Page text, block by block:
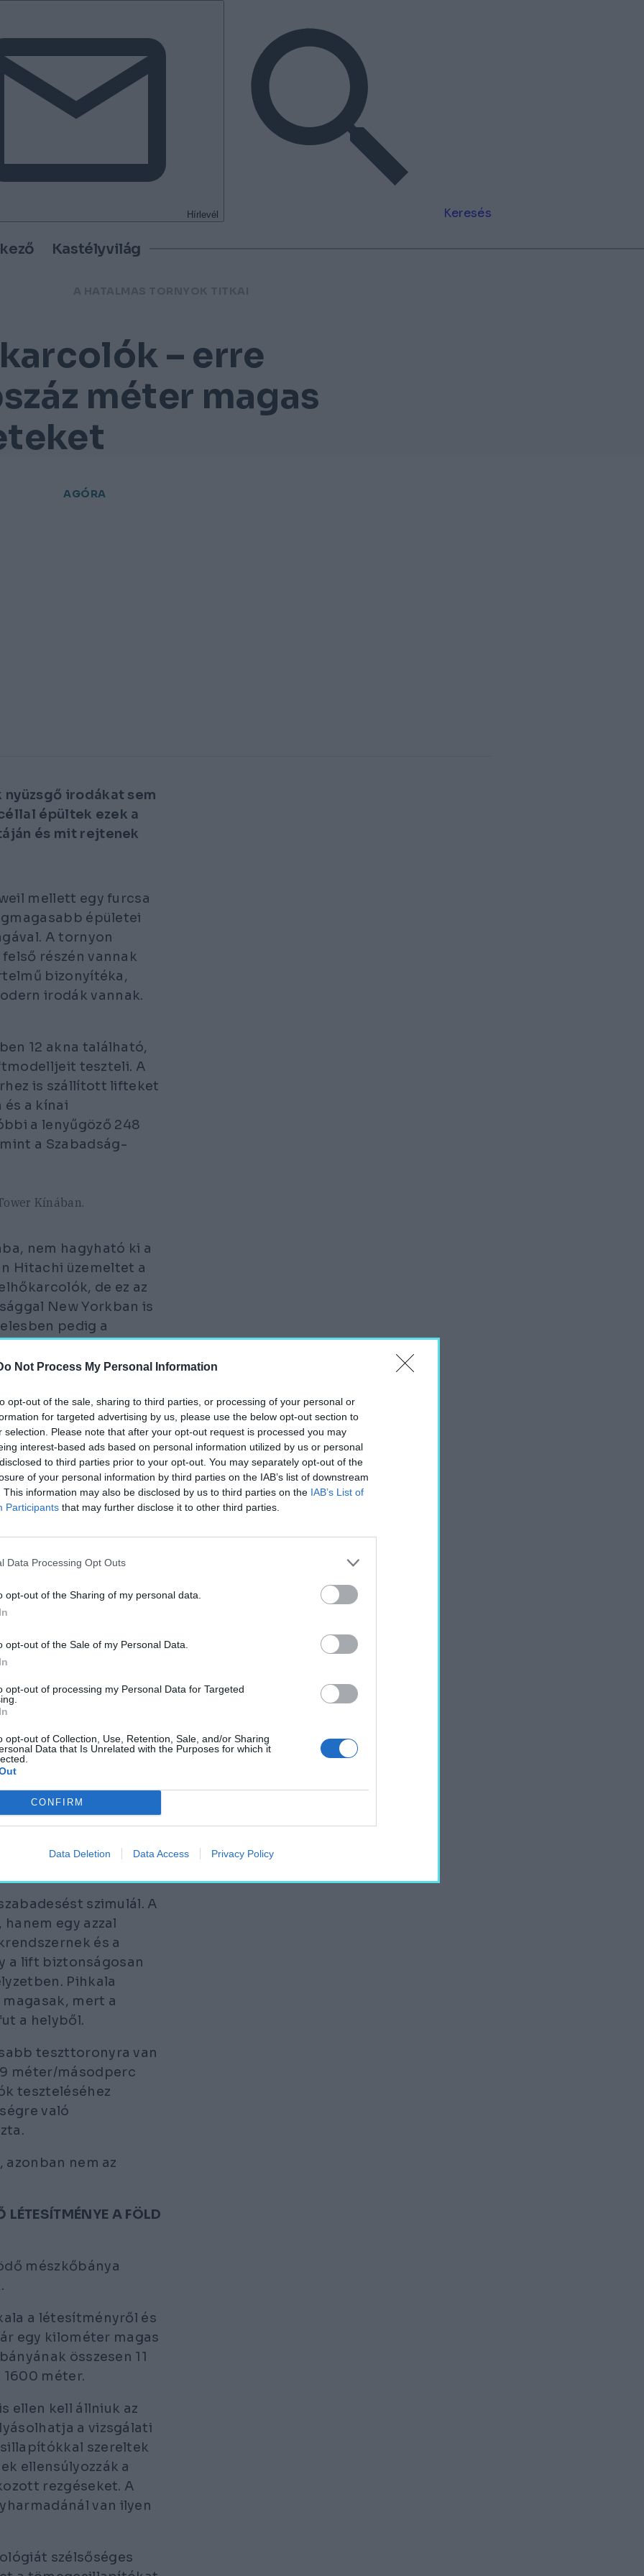
Not Process My Personal Information
opt-out of the sale, sharing to third parties, or processing of your personal or
for targeted advertising by us, please use the below opt-out section to
selection. Please note that after your opt-out request is processed you may
interest-based ads based on personal information utilized by us or personal
to third parties prior to your opt-out. You may separately opt-out of the
of your personal information by third parties on the IAB’s list of downstream
This information may also be disclosed by us to third parties on the IAB’s List of
Participants that may further disclose it to other third parties.
Data Processing Opt Outs
opt-out of the Sharing of my personal data.
opt-out of the Sale of my Personal Data.
opt-out of processing my Personal Data for Targeted
opt-out of Collection, Use, Retention, Sale, and/or Sharing
Data that Is Unrelated with the Purposes for which it
CONFIRM
Data Deletion Data Access Privacy Policy
Hírlevél Keresés
Kastélyvilág
– erre
méter magas
AGÓRA
nyüzsgő irodákat sem
épültek ezek a
és mit rejtenek
mellett egy furcsa
épületei
A tornyon
részén vannak
bizonyítéka,
irodák vannak.
12 akna található,
teszteli. A
is szállított lifteket
a kínai
a lenyűgöző 248
a Szabadság-
Kínában.
nem hagyható ki a
Hitachi üzemeltet a
de ez az
New Yorkban is
pedig a
A
írtunk.
1-es csapat
Kone liftgyártó cég
teszttornyok
bizonyos
lehetséges.”
101-be, amely
volt és a londoni The
a finnországi
használt
a kínai Kunshanban
MŰKÖDÉSI
minőségének,
is.
szimulál. A
egy azzal
és a
a lift biztonságosan
Pihkala
mert a
a helyből.
teszttoronyra van
méter/másodperc
teszteléséhez
való
nem az
LÉTESÍTMÉNYE A FÖLD
mészkőbánya
a létesítményről és
egy kilométer magas
összesen 11
méter.
ellen kell állniuk az
a vizsgálati
szereltek
ellensúlyozzák a
rezgéseket. A
van ilyen
szélsőséges